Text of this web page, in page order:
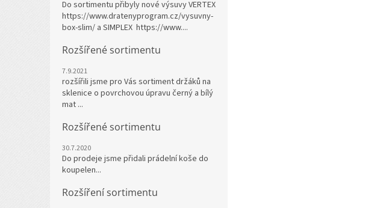
Do sortimentu přibyly nové výsuvy VERTEX
https://www.dratenyprogram.cz/vysuvny-
box-slim/ a SIMPLEX https://www....
Rozšířené sortimentu
7.9.2021
rozšířili jsme pro Vás sortiment držáků na
sklenice o povrchovou úpravu černý a bílý
mat ...
Rozšířené sortimentu
30.7.2020
Do prodeje jsme přidali prádelní koše do
koupelen...
Rozšíření sortimentu